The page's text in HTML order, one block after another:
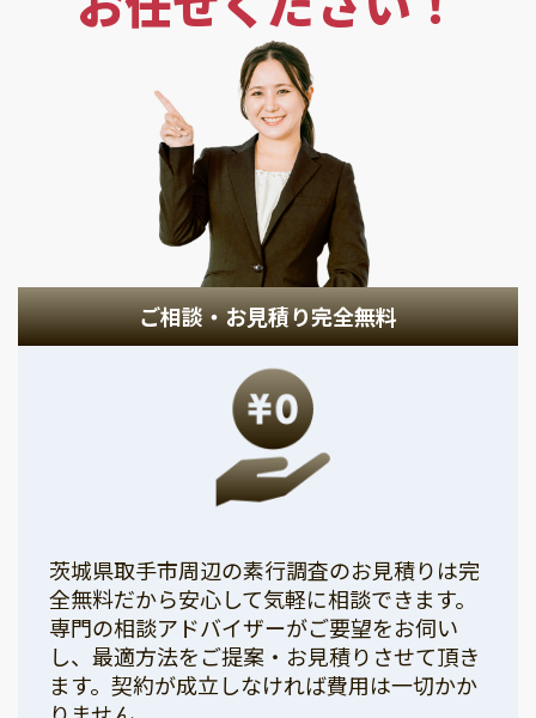
ご相談・お見積り完全無料
茨城県取手市周辺の素行調査のお見積りは完
全無料だから安心して気軽に相談できます。
専門の相談アドバイザーがご要望をお伺い
し、最適方法をご提案・お見積りさせて頂き
ます。契約が成立しなければ費用は一切かか